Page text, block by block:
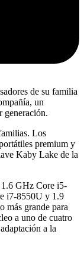
de su familia
un
generación.
Los
premium y
Kaby Lake de la
1.6 GHz Core i5-
i7-8550U y 1.9
grande para
a uno de cuatro
a la